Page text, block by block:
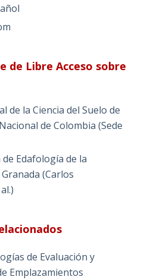
de Libre Acceso sobre
de la Ciencia del Suelo de
de Colombia (Sede
Edafología de la
(Carlos
de Evaluación y
Emplazamientos